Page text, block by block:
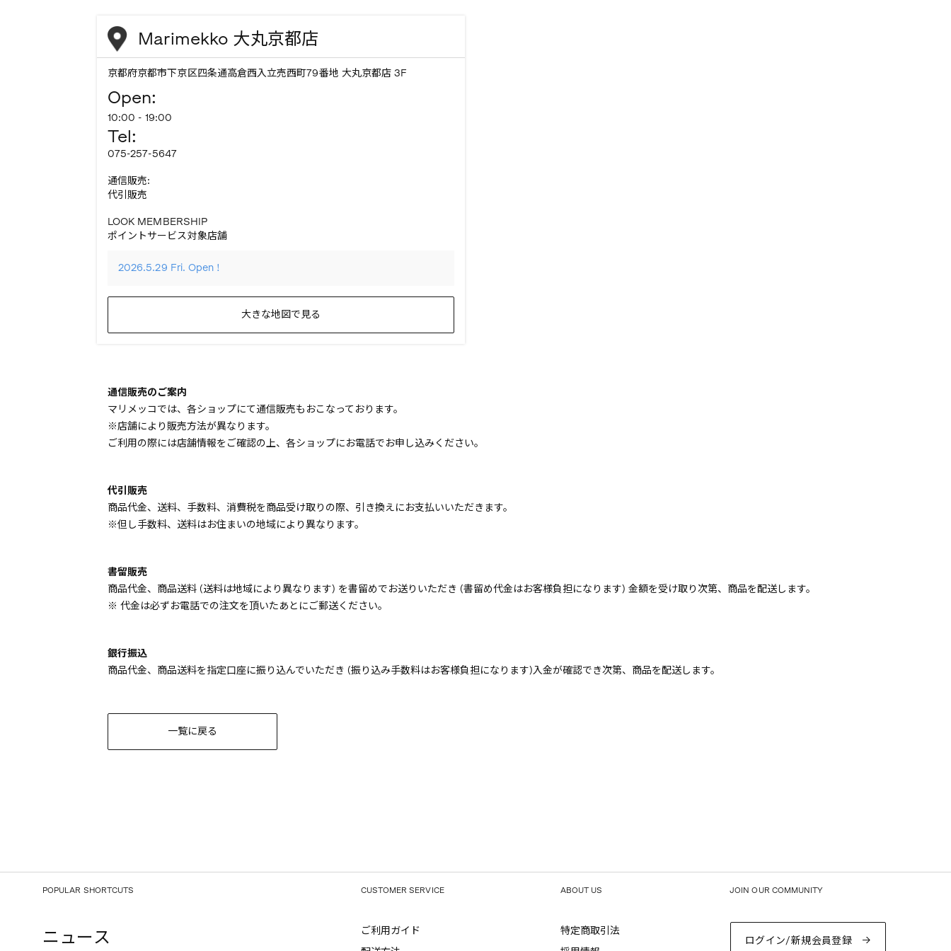
Marimekko 大丸京都店
京都府京都市下京区四条通高倉西入立売西町79番地 大丸京都店 3F
Open:
10:00 - 19:00
Tel:
075-257-5647
通信販売:
代引販売
LOOK MEMBERSHIP
ポイントサービス対象店舗
2026.5.29 Fri. Open !
大きな地図で見る
通信販売のご案内
マリメッコでは、各ショップにて通信販売もおこなっております。
※店舗により販売方法が異なります。
ご利用の際には店舗情報をご確認の上、各ショップにお電話でお申し込みください。
代引販売
商品代金、送料、手数料、消費税を商品受け取りの際、引き換えにお支払いいただきます。
※但し手数料、送料はお住まいの地域により異なります。
書留販売
商品代金、商品送料 (送料は地域により異なります) を書留めでお送りいただき (書留め代金はお客様負担になります) 金額を受け取り次第、商品を配送します。
※ 代金は必ずお電話での注文を頂いたあとにご郵送ください。
銀行振込
商品代金、商品送料を指定口座に振り込んでいただき (振り込み手数料はお客様負担になります)入金が確認でき次第、商品を配送します。
一覧に戻る
POPULAR SHORTCUTS
ニュース
CUSTOMER SERVICE
ご利用ガイド
ABOUT US
特定商取引法
JOIN OUR COMMUNITY
ログイン/新規会員登録